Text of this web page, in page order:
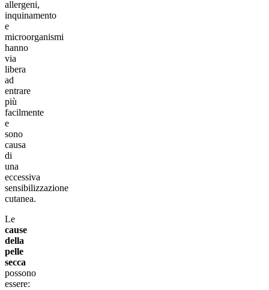
allergeni,
inquinamento
e
microorganismi
hanno
via
libera
ad
entrare
più
facilmente
e
sono
causa
di
una
eccessiva
sensibilizzazione
cutanea.
Le
cause
della
pelle
secca
possono
essere: